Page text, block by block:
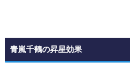
青嵐千鶴の昇星効果